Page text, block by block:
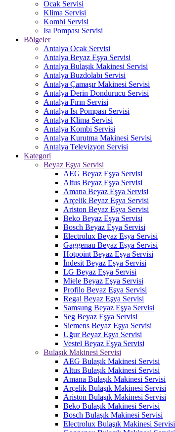
Ocak Servisi
Klima Servisi
Kombi Servisi
Isı Pompası Servisi
Bölgeler
Antalya Ocak Servisi
Antalya Beyaz Eşya Servisi
Antalya Bulaşık Makinesi Servisi
Antalya Buzdolabı Servisi
Antalya Çamaşır Makinesi Servisi
Antalya Derin Dondurucu Servisi
Antalya Fırın Servisi
Antalya Isı Pompası Servisi
Antalya Klima Servisi
Antalya Kombi Servisi
Antalya Kurutma Makinesi Servisi
Antalya Televizyon Servisi
Kategori
Beyaz Eşya Servisi
AEG Beyaz Eşya Servisi
Altus Beyaz Eşya Servisi
Amana Beyaz Eşya Servisi
Arçelik Beyaz Eşya Servisi
Ariston Beyaz Eşya Servisi
Beko Beyaz Eşya Servisi
Bosch Beyaz Eşya Servisi
Electrolux Beyaz Eşya Servisi
Gaggenau Beyaz Eşya Servisi
Hotpoint Beyaz Eşya Servisi
İndesit Beyaz Eşya Servisi
LG Beyaz Eşya Servisi
Miele Beyaz Eşya Servisi
Profilo Beyaz Eşya Servisi
Regal Beyaz Eşya Servisi
Samsung Beyaz Eşya Servisi
Seg Beyaz Eşya Servisi
Siemens Beyaz Eşya Servisi
Uğur Beyaz Eşya Servisi
Vestel Beyaz Eşya Servisi
Bulaşık Makinesi Servisi
AEG Bulaşık Makinesi Servisi
Altus Bulaşık Makinesi Servisi
Amana Bulaşık Makinesi Servisi
Arçelik Bulaşık Makinesi Servisi
Ariston Bulaşık Makinesi Servisi
Beko Bulaşık Makinesi Servisi
Bosch Bulaşık Makinesi Servisi
Electrolux Bulaşık Makinesi Servisi